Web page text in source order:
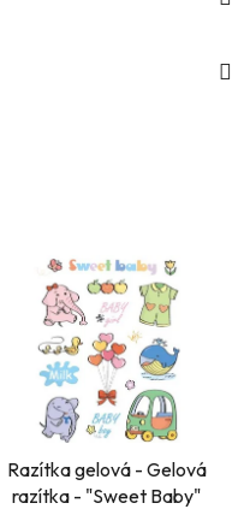
Razítka gelová - Gelová
razítka - "Sweet Baby"